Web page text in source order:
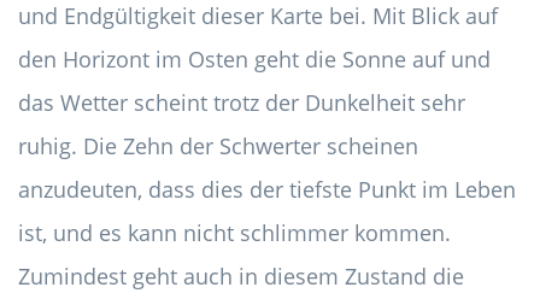
und Endgültigkeit dieser Karte bei. Mit Blick auf
den Horizont im Osten geht die Sonne auf und
das Wetter scheint trotz der Dunkelheit sehr
ruhig. Die Zehn der Schwerter scheinen
anzudeuten, dass dies der tiefste Punkt im Leben
ist, und es kann nicht schlimmer kommen.
Zumindest geht auch in diesem Zustand die